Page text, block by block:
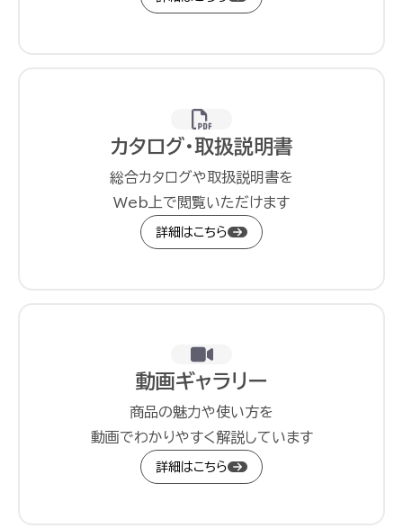
カタログ・取扱説明書
総合カタログや取扱説明書を
Web上で閲覧いただけます
詳細はこちら
動画ギャラリー
商品の魅力や使い方を
動画でわかりやすく解説しています
詳細はこちら